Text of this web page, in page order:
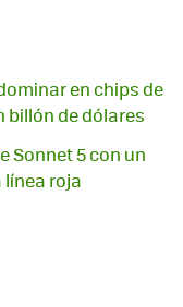
en chips de
billón de dólares
Sonnet 5 con un
roja